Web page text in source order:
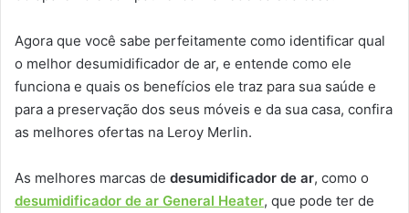
Agora que você sabe perfeitamente como identificar qual
o melhor desumidificador de ar, e entende como ele
funciona e quais os benefícios ele traz para sua saúde e
para a preservação dos seus móveis e da sua casa, confira
as melhores ofertas na Leroy Merlin.
As melhores marcas de desumidificador de ar, como o
desumidificador de ar General Heater, que pode ter de